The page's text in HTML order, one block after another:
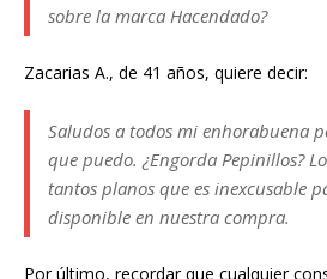
sobre la marca Hacendado?
Zacarias A., de 41 años, quiere decir:
Saludos a todos mi enhorabuena
que puedo. ¿Engorda Pepinillos?
tantos planos que es inexcusable
disponible en nuestra compra.
Por último, recordar que cualquier